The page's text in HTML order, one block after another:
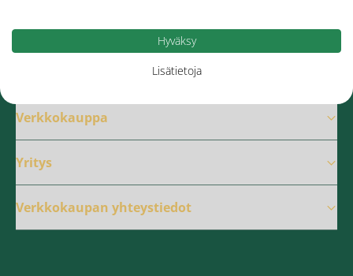
Verkkokauppa
Yritys
Verkkokaupan yhteystiedot
Hyväksy
Lisätietoja